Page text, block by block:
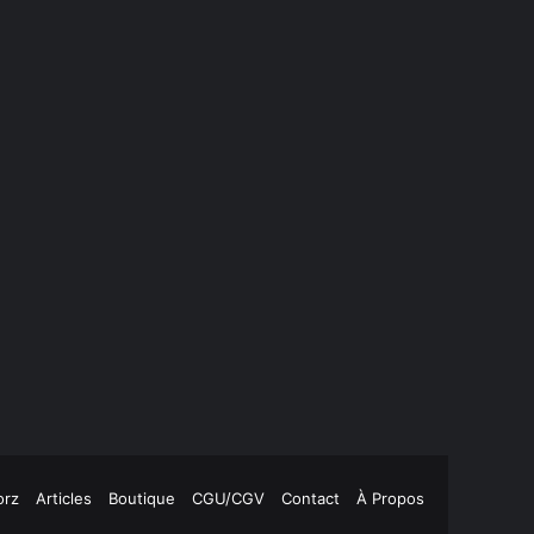
Articles Boutique CGU/CGV Contact À Propos